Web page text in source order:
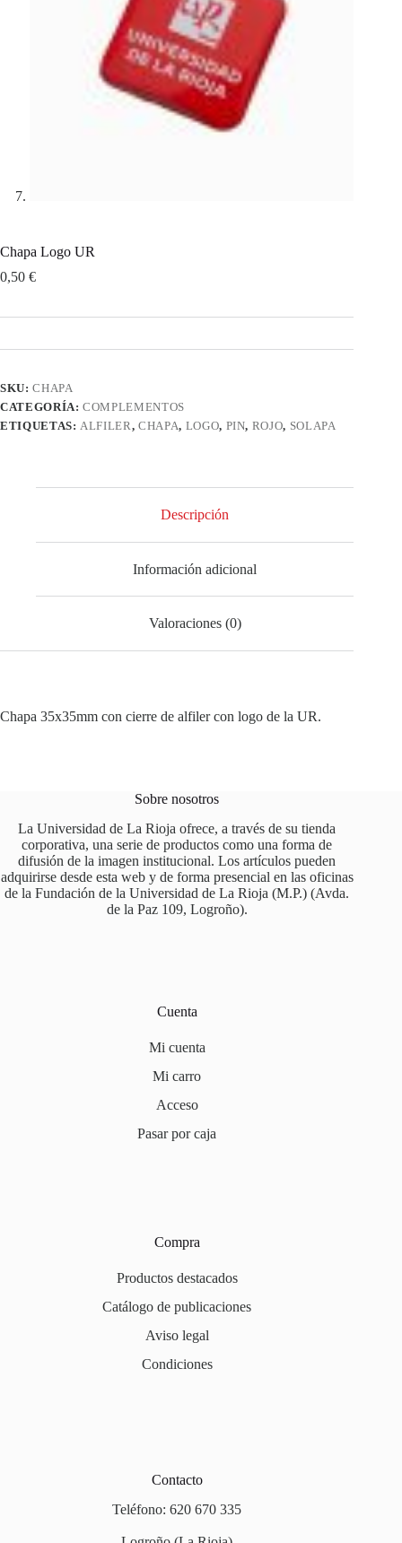
Chapa Logo UR
0,50 €
SKU:CHAPA
CATEGORÍA:COMPLEMENTOS
ETIQUETAS:ALFILER,CHAPA, LOGO, PIN, ROJO, SOLAPA
Descripción
Información adicional
Valoraciones (0)
Chapa 35x35mm con cierre de alfiler con logo de la UR.
Sobre nosotros
La Universidad de La Rioja ofrece, a través de su tienda
corporativa, una serie de productos como una forma de
difusión de la imagen institucional. Los artículos pueden
adquirirse desde esta web y de forma presencial en las oficinas
de la Fundación de la Universidad de La Rioja (M.P.) (Avda.
de la Paz 109, Logroño).
Cuenta
Mi cuenta
Mi carro
Acceso
Pasar por caja
Compra
Productos destacados
Catálogo de publicaciones
Aviso legal
Condiciones
Contacto
Teléfono: 620 670 335